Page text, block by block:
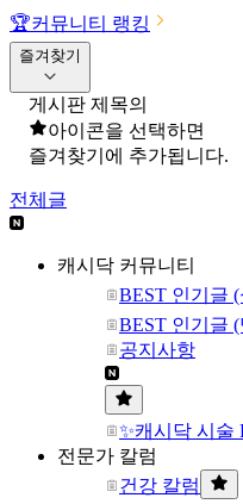
🏆커뮤니티 랭킹
즐겨찾기
게시판 제목의
아이콘을 선택하면
즐겨찾기에 추가됩니다.
전체글
캐시닥 커뮤니티
BEST 인기글
BEST 인기글
공지사항
✨캐시닥 시술
전문가 칼럼
건강 칼럼